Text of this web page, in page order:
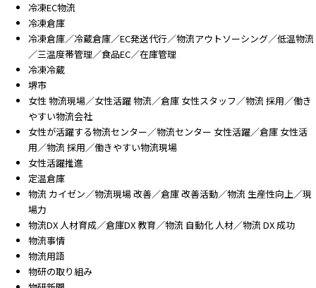
冷凍EC物流
冷凍倉庫
冷凍倉庫／冷蔵倉庫／EC発送代行／物流アウトソーシング／低温物流
／三温度帯管理／食品EC／在庫管理
冷凍冷蔵
堺市
女性 物流現場／女性活躍 物流／倉庫 女性スタッフ／物流 採用／働き
やすい物流会社
女性が活躍する物流センター／物流センター 女性活躍／倉庫 女性活
用／物流 採用／働きやすい物流現場
女性活躍推進
定温倉庫
物流 カイゼン／物流現場 改善／倉庫 改善活動／物流 生産性向上／現
場力
物流DX 人材育成／倉庫DX 教育／物流 自動化 人材／物流 DX 成功
物流事情
物流用語
物研の取り組み